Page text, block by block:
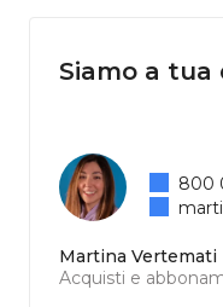
Siamo a tua
Martina Vertemati
Acquisti e
800